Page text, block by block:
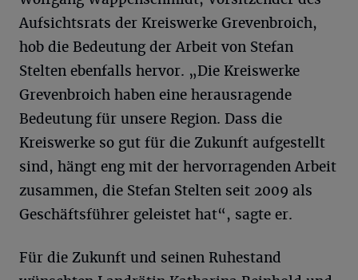
Aufsichtsrats der Kreiswerke Grevenbroich,
hob die Bedeutung der Arbeit von Stefan
Stelten ebenfalls hervor. „Die Kreiswerke
Grevenbroich haben eine herausragende
Bedeutung für unsere Region. Dass die
Kreiswerke so gut für die Zukunft aufgestellt
sind, hängt eng mit der hervorragenden Arbeit
zusammen, die Stefan Stelten seit 2009 als
Geschäftsführer geleistet hat“, sagte er.
Für die Zukunft und seinen Ruhestand